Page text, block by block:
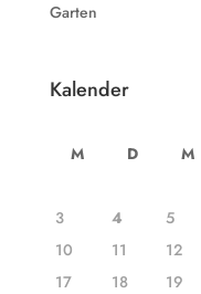
Garten
Kalender
M D M
3
4 5
10
11 12
17
18 19